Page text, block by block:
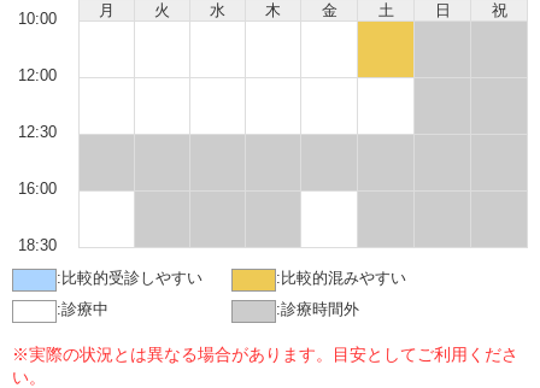
月 火 水 木 金 土 日 祝
10:00
12:00
12:30
16:00
18:30
: 比較的受診しやすい : 比較的混みやすい
:診療中 :診療時間外
※実際の状況とは異なる場合があります。目安としてご利用くださ
い。